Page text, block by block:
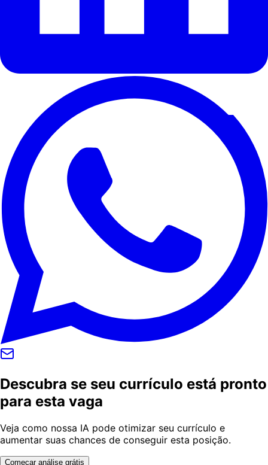
Descubra se seu currículo está pronto
para esta vaga
Veja como nossa IA pode otimizar seu currículo e
aumentar suas chances de conseguir esta posição.
Começar análise grátis